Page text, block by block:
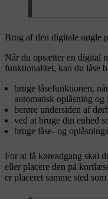
Brug af den digitale nøgle
Når du opsætter en digital
funktionalitet, kan du låse
bruge låsefunktionen,
automatisk oplåsning og
berøre undersiden af
ved at bruge din enhed
bruge låse- og
For at få køreadgang skal
eller placere den på
er placeret samme sted